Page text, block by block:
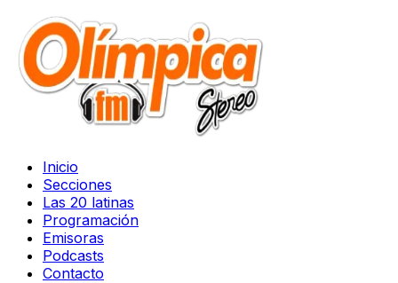
Inicio
Secciones
Las 20 latinas
Programación
Emisoras
Podcasts
Contacto